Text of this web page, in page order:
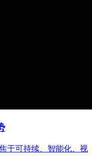
于可持续、智能化、视